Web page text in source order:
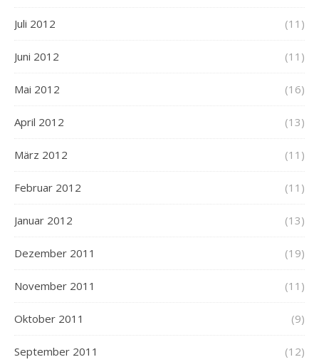
Juli 2012 (11)
Juni 2012 (11)
Mai 2012 (16)
April 2012 (13)
März 2012 (11)
Februar 2012 (11)
Januar 2012 (13)
Dezember 2011 (19)
November 2011 (11)
Oktober 2011 (9)
September 2011 (12)